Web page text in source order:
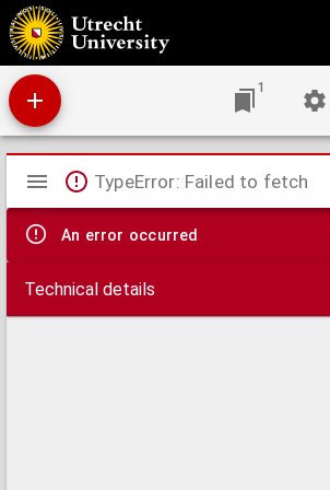
Een woord voor menschen, welke niet kunnen te kerk gaan.
1
Mirador
viewer
TypeError: Failed to fetch
An error occurred
Technical details